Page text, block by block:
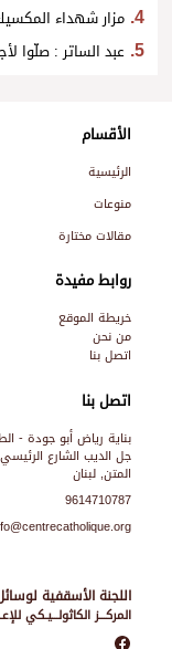
مزار شهداء
عبد الساتر : صلّوا
اللجنة الأسقفية
المركـــز الكاثولـــيـكي
اتصل بنا
بناية رياض أبو جودة -
جل الديب الشارع الرئيسي
المتن, لبنان
9614710787
الأقسام
الرئيسية
منوعات
مقالات مختارة
روابط مفيدة
خريطة الموقع
من نحن
اتصل بنا